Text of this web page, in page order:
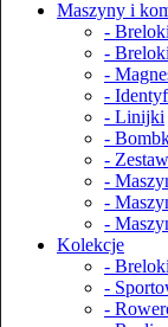
Maszyny i
-
-
-
-
- Linijki
-
-
-
-
-
Kolekcje
-
-
-